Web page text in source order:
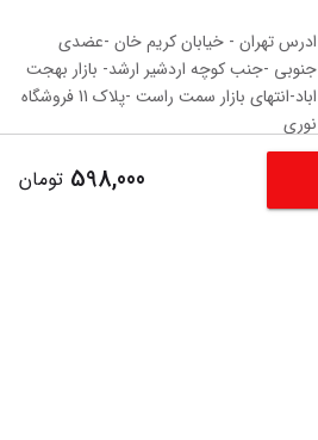
598,000 تومان
ادرس تهران - خیابان کریم خان -عضدی
جنوبی -جنب کوچه اردشیر ارشد- بازار بهجت
اباد-انتهای بازار سمت راست -پلاک 11 فروشگاه‌
نوری